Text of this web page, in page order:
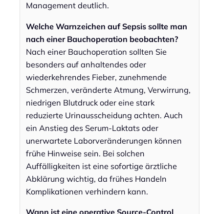
Management deutlich.
Welche Warnzeichen auf Sepsis sollte man
nach einer Bauchoperation beobachten?
Nach einer Bauchoperation sollten Sie
besonders auf anhaltendes oder
wiederkehrendes Fieber, zunehmende
Schmerzen, veränderte Atmung, Verwirrung,
niedrigen Blutdruck oder eine stark
reduzierte Urinausscheidung achten. Auch
ein Anstieg des Serum-Laktats oder
unerwartete Laborveränderungen können
frühe Hinweise sein. Bei solchen
Auffälligkeiten ist eine sofortige ärztliche
Abklärung wichtig, da frühes Handeln
Komplikationen verhindern kann.
Wann ist eine operative Source-Control